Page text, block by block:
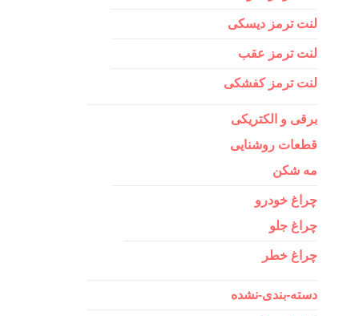
لنت ترمز دیسکی
لنت ترمز عقب
لنت ترمز کفشکی
برقی و الکتریکی
قطعات روشنایی
مه شکن
چراغ خودرو
چراغ جلو
چراغ خطر
دسته-بندی-نشده